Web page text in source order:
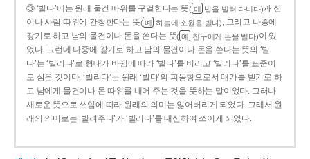
③ ‘빌다’에는 원래 물건 따위를 구걸한다는 뜻( 예 밥을 빌러 다니다)과 신
이나 사람 따위에 간청한다는 뜻( 예 하늘에 소원을 빌다), 그리고 나중에
갚기로 하고 남의 물건이나 돈을 쓴다는 뜻( 예 친구에게 돈을 빌다)이 있
었다. 그런데 나중에 갚기로 하고 남의 물건이나 돈을 쓴다는 뜻의 ‘빌
다’는 ‘빌리다’로 형태가 바뀜에 따라 ‘빌다’를 버리고 ‘빌리다’를 표준어
로 삼은 것이다. ‘빌리다’는 원래 ‘빌다’의 피동형으로서 대가를 받기로 하
고 남에게 물건이나 돈 따위를 내어 주는 것을 뜻하는 말이었다. 그러나
새로운 뜻으로 쓰임에 따라 원래의 의미는 잃어버리게 되었다. 그래서 원
래의 의미로는 ‘빌려주다’가 ‘빌리다’를 대신하여 쓰이게 되었다.